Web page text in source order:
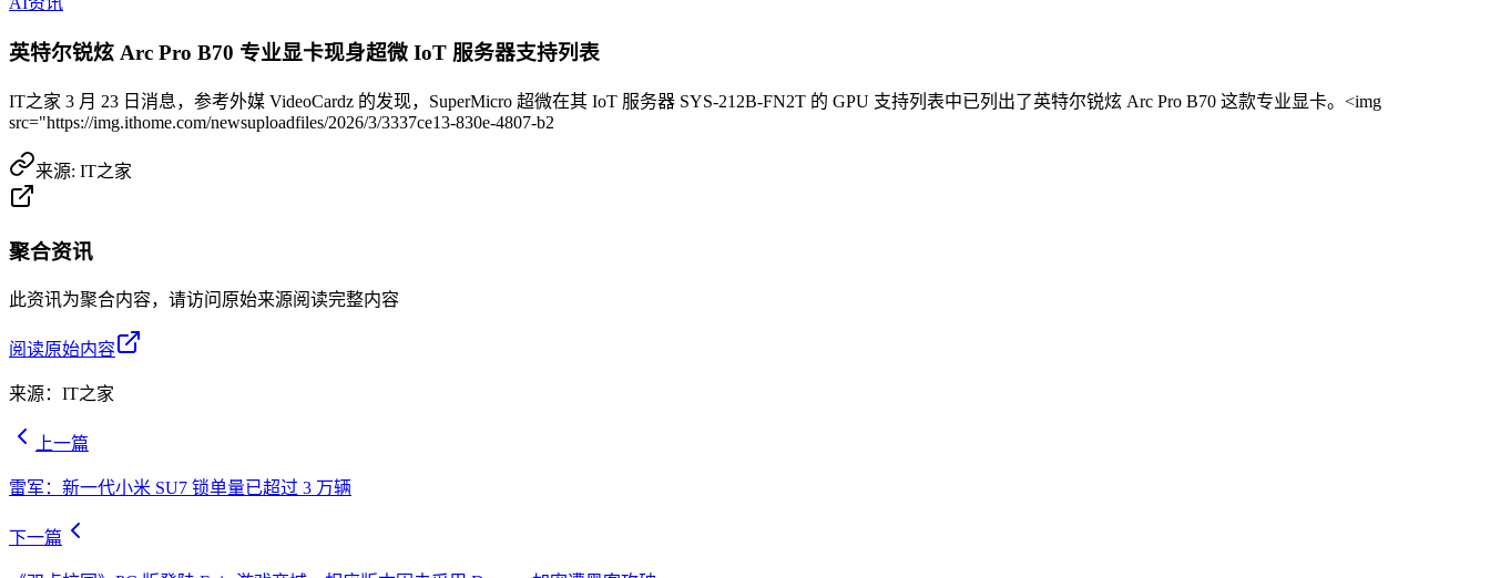
英特尔锐炫 Arc Pro B70 专业显卡现身超微 IoT 服务器支持列表
IT之家 3 月 23 日消息，参考外媒 VideoCardz 的发现，SuperMicro 超微在其 IoT 服务器 SYS-212B-FN2T 的 GPU 支持列表中已列出了英特尔锐炫 Arc Pro B70 这款专业显卡。<img
src="https://img.ithome.com/newsuploadfiles/2026/3/3337ce13-830e-4807-b2
来源: IT之家
聚合资讯
此资讯为聚合内容，请访问原始来源阅读完整内容
阅读原始内容
来源： IT之家
上一篇
雷军：新一代小米 SU7 锁单量已超过 3 万辆
下一篇